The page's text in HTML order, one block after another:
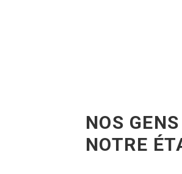
NOS
NOTRE